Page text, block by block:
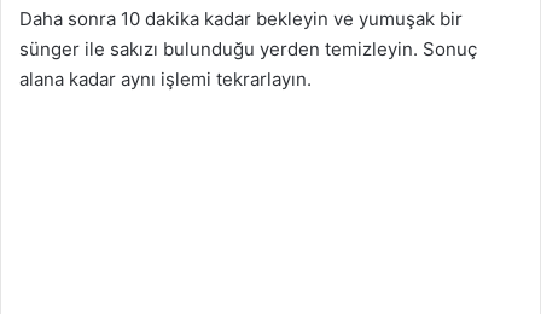
Daha sonra 10 dakika kadar bekleyin ve yumuşak bir
sünger ile sakızı bulunduğu yerden temizleyin. Sonuç
alana kadar aynı işlemi tekrarlayın.